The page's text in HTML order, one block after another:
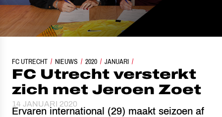
FC UTRECHT NIEUWS 2020 JANUARI
FC UTRECHT VERSTERKT ZICH MET JEROEN ZOET
FC Utrecht versterkt
zich met Jeroen Zoet
14 JANUARI 2020
Ervaren international (29) maakt seizoen af